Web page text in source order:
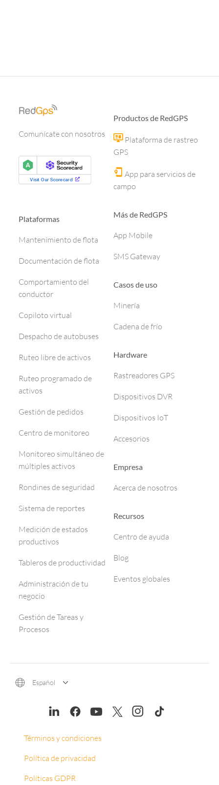
Comunícate con nosotros
Plataformas
Mantenimiento de flota
Documentación de flota
Comportamiento del
conductor
Copiloto virtual
Despacho de autobuses
Ruteo libre de activos
Ruteo programado de
activos
Gestión de pedidos
Centro de monitoreo
Monitoreo simultáneo de
múltiples activos
Rondines de seguridad
Sistema de reportes
Medición de estados
productivos
Tableros de productividad
Administración de tu
negocio
Gestión de Tareas y
Procesos
Productos de RedGPS
Plataforma de rastreo
GPS
App para servicios de
campo
Más de RedGPS
App Mobile
SMS Gateway
Casos de uso
Minería
Cadena de frío
Hardware
Rastreadores GPS
Dispositivos DVR
Dispositivos IoT
Accesorios
Empresa
Acerca de nosotros
Recursos
Centro de ayuda
Blog
Eventos globales
Español
Términos y condiciones
Política de privacidad
Políticas GDPR